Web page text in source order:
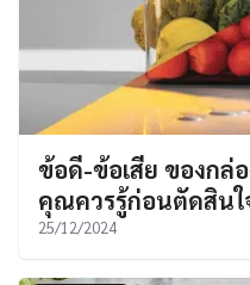
ข้อดี-ข้อเสีย ของก
คุณควรรู้ก่อนตัดสินใ
25/12/2024